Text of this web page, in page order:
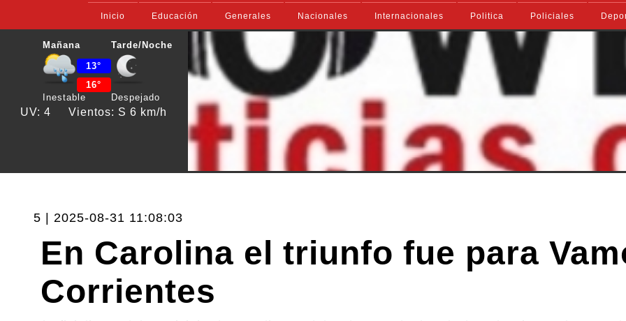
Inicio Educación Generales Nacionales Internacionales Politica Policiales
Mañana
Inestable
13°
16°
Tarde/Noche
Despejado
UV: 4 Vientos: S 6 km/h
5 | 2025-08-31 11:08:03
En Carolina el triunfo fue para
Corrientes